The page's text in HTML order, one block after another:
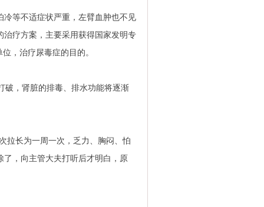
等不适症状严重，左臂血肿也不见
疗方案，主要采用获得国家发明专
，治疗尿毒症的目的。
，肾脏的排毒、排水功能将逐渐
长为一周一次，乏力、胸闷、怕
，向主管大夫打听后才明白，原